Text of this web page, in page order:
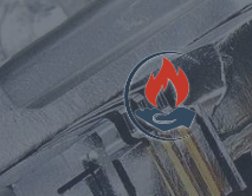
Skip
to
content